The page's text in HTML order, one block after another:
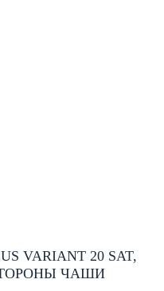
VARIANT 20 SAT,
ЧАШИ